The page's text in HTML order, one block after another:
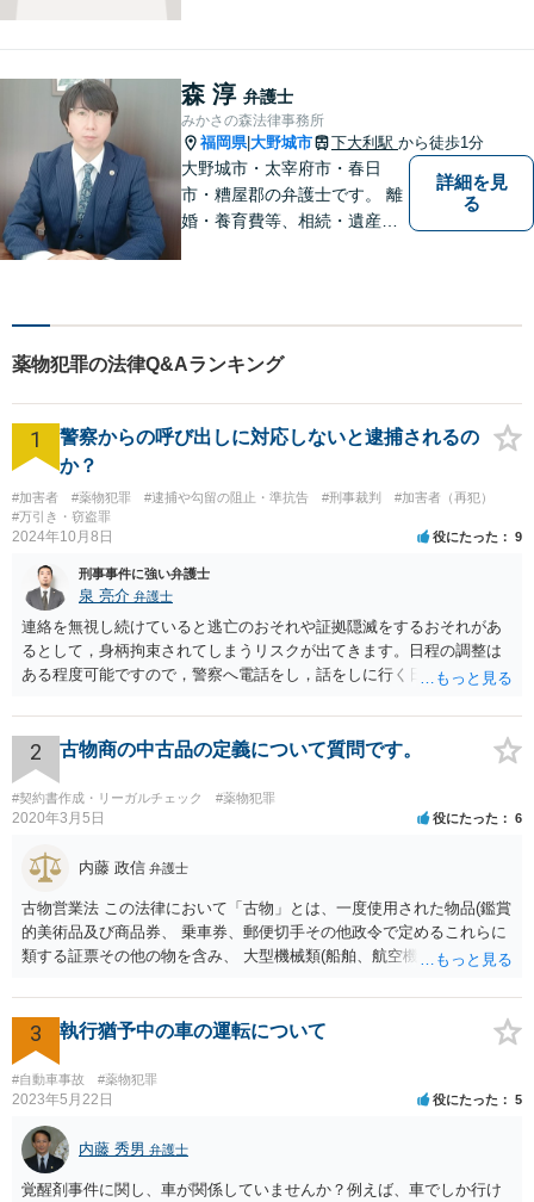
森 淳 弁護士
みかさの森法律事務所
福岡県|大野城市 下大利駅 から徒歩1分
大野城市・太宰府市・春日
市・糟屋郡の弁護士です。 離
婚・養育費等、相続・遺産分
料相談あり。出張相談あり。
２０時まで営業。福岡県全域
と周辺対応。
詳細を見
る
薬物犯罪の法律Q&Aランキング
1
警察からの呼び出しに対応しないと逮捕されるの
か？
#加害者 #薬物犯罪 #逮捕や勾留の阻止・準抗告 #刑事裁判
#加害者（再犯）
#万引き・窃盗罪
2024年10月8日 役にたった 9
刑事事件に強い弁護士
泉 亮介 弁護士
連絡を無視し続けていると逃亡のおそれや証拠隠滅をするおそれがあ
るとして，身柄拘束されてしまうリスクが出てきます。日程の調整は
ある程度可能ですので，警察へ電話をし，話をしに行く日程の調整を
士に同行を依頼することも可能です。
2 古物商の中古品の定義について質問です。
#契約書作成・リーガルチェック #薬物犯罪
2020年3月5日 役にたった 6
内藤 政信 弁護士
古物営業法 この法律において「古物」とは、一度使用された物品(鑑賞
的美術品及び商品券、 乗車券、郵便切手その他政令で定めるこれらに
類する証票その他の物を含み、 大型機械類(船舶、航空機、工作機械そ
じ。)若しくは使用されない物品で使用のために取引 きされたもの又は
これらの物品に幾分の手入れをしたものをいう。 単純に言うと、一
度、消費者の手に渡ったものは、法律上は、古物になります。 したが
って、転売するなら、許可証が必要ですが、取り締まりが追いつきま
せ んね。事実上、野放しですね。 また、アマゾンなどでは、独自に新
品の定義を定めていますね。
3 執行猶予中の車の運転について
#自動車事故 #薬物犯罪
2023年5月22日 役にたった 5
内藤 秀男 弁護士
覚醒剤事件に関し、車が関係していませんか？例えば、車でしか行け